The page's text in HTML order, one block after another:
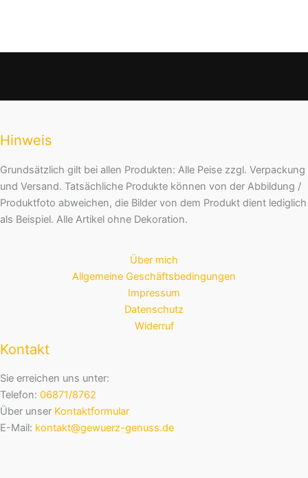
Hinweis
Grundsätzlich gilt bei allen Produkten: Alle Peise zzgl. Verpackung
und Versand. Tatsächliche Produkte können von der Abbildung /
Produktfoto abweichen, die Bilder von dem Produkt dient lediglich
als Beispiel. Alle Artikel ohne Dekoration.
Über mich
Allgemeine Geschäftsbedingungen
Impressum
Datenschutz
Widerruf
Kontakt
Sie erreichen uns unter:
Telefon: 06871/8762
Über unser Kontaktformular
E-Mail: kontakt@gewuerz-genuss.de